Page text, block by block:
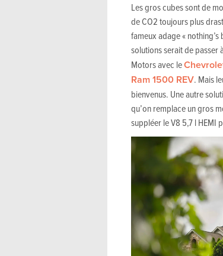
Les gros cubes sont de
de CO2 toujours plus
fameux adage «
solutions serait de passer
Motors avec le
Ram 1500 REV. Mais
bienvenus. Une autre
qu’on remplace un gros
suppléer le V8 5,7 l HEMI